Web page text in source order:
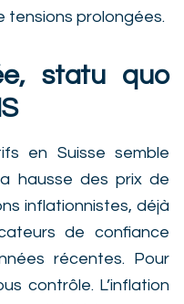
tensions prolongées.
statu quo
en Suisse semble
hausse des prix de
inflationnistes, déjà
de confiance
récentes. Pour
contrôle. L’inflation